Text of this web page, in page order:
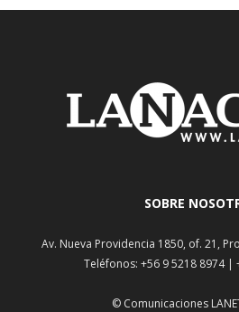
SOBRE
Av. Nueva Providencia 1850, of. 21,
Teléfonos: +56 9 5218 8974 |
© Comunicaciones